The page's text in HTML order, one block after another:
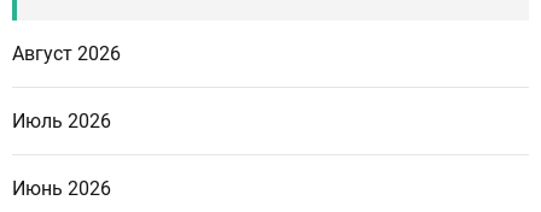
Август 2026
Июль 2026
Июнь 2026